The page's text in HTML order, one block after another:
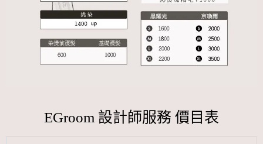
EGroom 設計師服務 價目表